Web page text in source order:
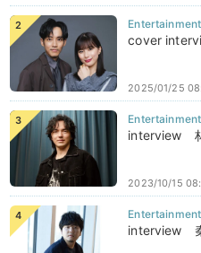
cover
2025/01/25
interview
2023/10/15
interview